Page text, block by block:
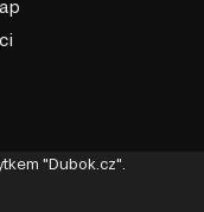
"Dubok.cz".